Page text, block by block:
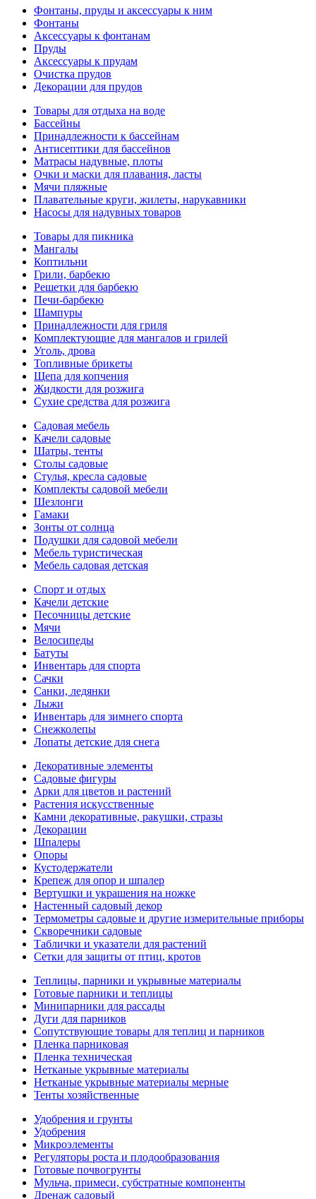
Фонтаны, пруды и аксессуары к ним
Фонтаны
Аксессуары к фонтанам
Пруды
Аксессуары к прудам
Очистка прудов
Декорации для прудов
Товары для отдыха на воде
Бассейны
Принадлежности к бассейнам
Антисептики для бассейнов
Матраcы надувные, плоты
Очки и маски для плавания, ласты
Мячи пляжные
Плавательные круги, жилеты, нарукавники
Насосы для надувных товаров
Товары для пикника
Мангалы
Коптильни
Грили, барбекю
Решетки для барбекю
Печи-барбекю
Шампуры
Принадлежности для гриля
Комплектующие для мангалов и грилей
Уголь, дрова
Топливные брикеты
Щепа для копчения
Жидкости для розжига
Сухие средства для розжига
Садовая мебель
Качели садовые
Шатры, тенты
Столы садовые
Стулья, кресла садовые
Комплекты садовой мебели
Шезлонги
Гамаки
Зонты от солнца
Подушки для садовой мебели
Мебель туристическая
Мебель садовая детская
Спорт и отдых
Качели детские
Песочницы детские
Мячи
Велосипеды
Батуты
Инвентарь для спорта
Сачки
Санки, ледянки
Лыжи
Инвентарь для зимнего спорта
Снежколепы
Лопаты детские для снега
Декоративные элементы
Садовые фигуры
Арки для цветов и растений
Растения искусственные
Камни декоративные, ракушки, стразы
Декорации
Шпалеры
Опоры
Кустодержатели
Крепеж для опор и шпалер
Вертушки и украшения на ножке
Настенный садовый декор
Термометры садовые и другие измерительные приборы
Скворечники садовые
Таблички и указатели для растений
Сетки для защиты от птиц, кротов
Теплицы, парники и укрывные материалы
Готовые парники и теплицы
Минипарники для рассады
Дуги для парников
Сопутствующие товары для теплиц и парников
Пленка парниковая
Пленка техническая
Нетканые укрывные материалы
Нетканые укрывные материалы мерные
Тенты хозяйственные
Удобрения и грунты
Удобрения
Микроэлементы
Регуляторы роста и плодообразования
Готовые почвогрунты
Мульча, примеси, субстратные компоненты
Дренаж садовый